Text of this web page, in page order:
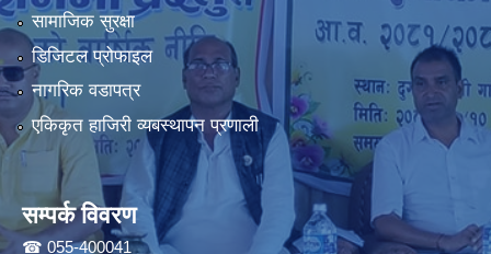
सामाजिक सुरक्षा
डिजिटल प्रोफाइल
नागरिक वडापत्र
एकिकृत हाजिरी व्यबस्थापन प्रणाली
सम्पर्क विवरण
☎ 055-400041